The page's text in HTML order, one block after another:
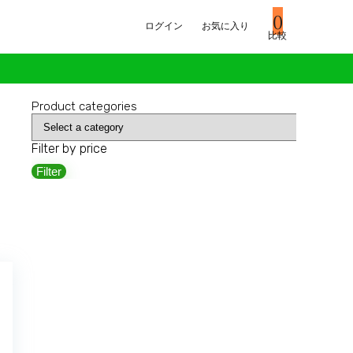
ログイン お気に入り 0
比較
Product categories
Filter by price
Filter